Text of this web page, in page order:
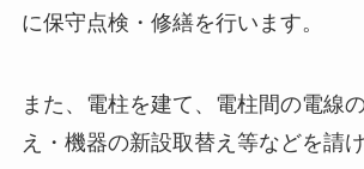
に保守点検・修繕を行います。
また、電柱を建て、電柱間の電線
え・機器の新設取替え等などを請